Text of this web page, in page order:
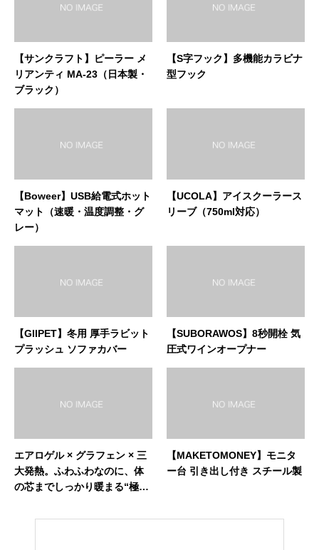
【サンクラフト】ピーラー メ
リアンティ MA-23（日本製・
ブラック）
【S字フック】多機能カラビナ
型フック
【Boweer】USB給電式ホット
マット（速暖・温度調整・グ
レー）
【UCOLA】アイスクーラース
リーブ（750ml対応）
【GIIPET】冬用 厚手ラビット
プラッシュ ソファカバー
【SUBORAWOS】8秒開栓 気
圧式ワインオープナー
エアロゲル × グラフェン × 三
大発熱。ふわふわなのに、体
の芯までしっかり暖まる“極
【MAKETOMONEY】モニタ
ー台 引き出し付き スチール製